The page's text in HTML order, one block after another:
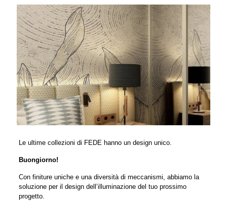
Le ultime collezioni di FEDE hanno un design unico.
Buongiorno!
Con finiture uniche e una diversità di meccanismi, abbiamo la
soluzione per il design dell’illuminazione del tuo prossimo
progetto.